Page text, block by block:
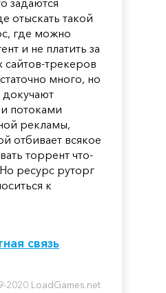
отыскать такой
где можно
и не платить за
трекеров
много, но
докучают
потоками
рекламы,
отбивает всякое
торрент что-
ресурс руторг
к
связь
2020 LoadGames.net